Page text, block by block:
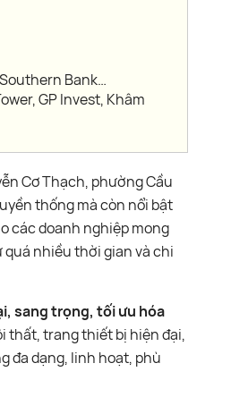
Bank…
GP Invest, Khâm
Cơ Thạch, phường Cầu
thống mà còn nổi bật
các doanh nghiệp mong
nhiều thời gian và chi
sang trọng, tối ưu hóa
thất, trang thiết bị hiện đại,
đa dạng, linh hoạt, phù